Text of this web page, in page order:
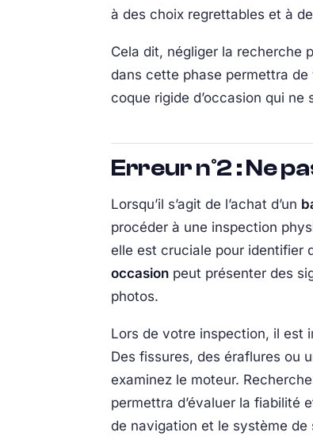
à des choix regrettables et à
Cela dit, négliger la recherche
dans cette phase permettra de
coque rigide d’occasion qui
Erreur n°2 : Ne
Lorsqu’il s’agit de l’achat d’un
procéder à une inspection
elle est cruciale pour identifier
occasion peut présenter des
photos.
Lors de votre inspection, il est
Des fissures, des éraflures ou
examinez le moteur.
permettra d’évaluer la fiabilité
de navigation et le système de